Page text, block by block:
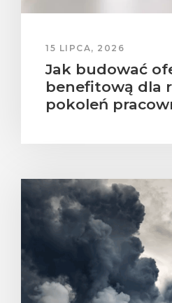
15 LIPCA, 2026
Jak budować
benefitową dla
pokoleń